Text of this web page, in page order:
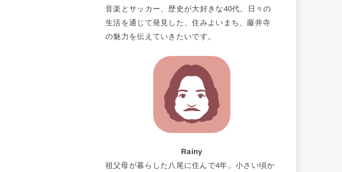
音楽とサッカー、歴史が大好きな40代。日々の
生活を通じて発見した、住みよいまち、藤井寺
の魅力を伝えていきたいです。
Rainy
祖父母が暮らした八尾に住んで4年。小さい頃か